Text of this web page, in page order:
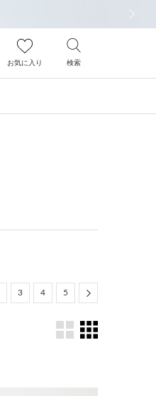
お気に入り 検索
3 4 5 Next